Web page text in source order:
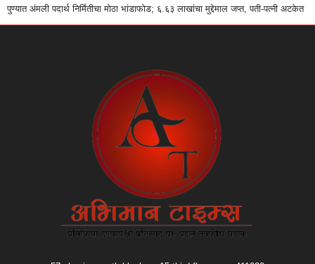
पुण्यात अंमली पदार्थ निर्मितीचा मोठा भांडाफोड; ६.६३ लाखांचा मुद्देमाल जप्त, पती-पत्नी अटकेत